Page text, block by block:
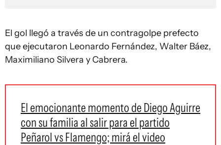
El gol llegó a través de un contragolpe prefecto
que ejecutaron Leonardo Fernández, Walter Báez,
Maximiliano Silvera y Cabrera.
El emocionante momento de Diego Aguirre
con su familia al salir para el partido
Peñarol vs Flamengo; mirá el video